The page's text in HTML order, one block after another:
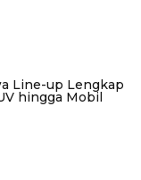
Line-up Lengkap
hingga Mobil